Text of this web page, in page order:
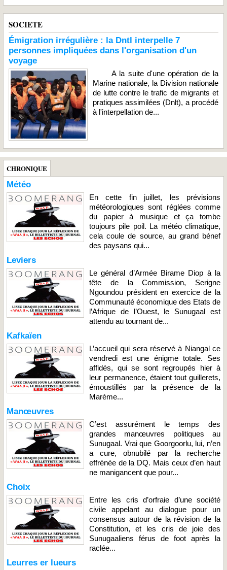
SOCIETE
Émigration irrégulière : la Dntl interpelle 7
personnes impliquées dans l'organisation d'un
voyage
A la suite d'une opération de la
Marine nationale, la Division nationale
de lutte contre le trafic de migrants et
pratiques assimilées (Dnlt), a procédé
à l'interpellation de...
CHRONIQUE
Météo
En cette fin juillet, les prévisions
météorologiques sont réglées comme
du papier à musique et ça tombe
toujours pile poil. La météo climatique,
cela coule de source, au grand bénef
des paysans qui...
Leviers
Le général d’Armée Birame Diop à la
tête de la Commission, Serigne
Ngoundou président en exercice de la
Communauté économique des Etats de
l’Afrique de l’Ouest, le Sunugaal est
attendu au tournant de...
Kafkaïen
L’accueil qui sera réservé à Niangal ce
vendredi est une énigme totale. Ses
affidés, qui se sont regroupés hier à
leur permanence, étaient tout guillerets,
émoustillés par la présence de la
Marème...
Manœuvres
C’est assurément le temps des
grandes manœuvres politiques au
Sunugaal. Vrai que Goorgoorlu, lui, n’en
a cure, obnubilé par la recherche
effrénée de la DQ. Mais ceux d’en haut
ne manigancent que pour...
Choix
Entre les cris d’orfraie d’une société
civile appelant au dialogue pour un
consensus autour de la révision de la
Constitution, et les cris de joie des
Sunugaaliens férus de foot après la
raclée...
Leurres er lueurs